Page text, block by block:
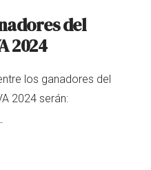
del
2024
los ganadores del
2024 serán: